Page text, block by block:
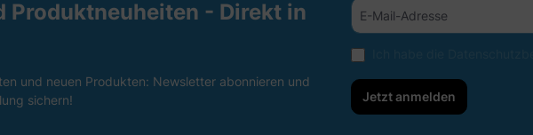
Produktneuheiten - Direkt in
und neuen Produkten: Newsletter abonnieren und
sichern!
Jetzt anmelden